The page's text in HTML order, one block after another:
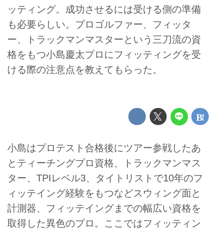
ッティング。成功させるには受ける側の準備
も必要らしい。プロゴルファー、フィッタ
ー、トラックマンマスターという三刀流の資
格をもつ小島慶太プロにフィッティングを受
ける際の注意点を教えてもらった。
小島はプロテスト合格後にツアー参戦したあ
とティーチングプロ資格、トラックマンマス
ター、TPIレベル3、タイトリストで10年のフ
ィッテイング経験をもつなどスウィング面と
計測器、フィッテイングまでの幅広い資格を
取得した異色のプロ。ここではフィッティン